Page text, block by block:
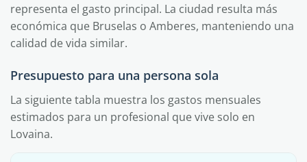
representa el gasto principal. La ciudad resulta más
económica que Bruselas o Amberes, manteniendo una
calidad de vida similar.
Presupuesto para una persona sola
La siguiente tabla muestra los gastos mensuales
estimados para un profesional que vive solo en
Lovaina.